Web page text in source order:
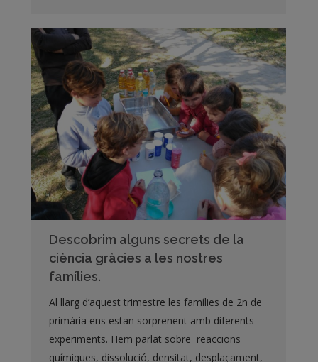
Descobrim alguns secrets de la
ciència gràcies a les nostres
famílies.
Al llarg d’aquest trimestre les famílies de 2n de
primària ens estan sorprenent amb diferents
experiments. Hem parlat sobre reaccions
químiques, dissolució, densitat, desplaçament,